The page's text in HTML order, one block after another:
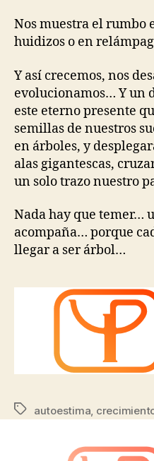
Nos muestra el rumbo
huidizos o en
Y así crecemos, nos
evolucionamos… Y un
este eterno presente
semillas de nuestros
en árboles, y
alas gigantescas,
un solo trazo nuestro
Nada hay que temer…
acompaña… porque
llegar a ser árbol…
autoestima,